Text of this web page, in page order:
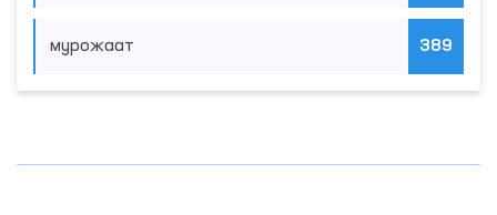
мурожаат 389